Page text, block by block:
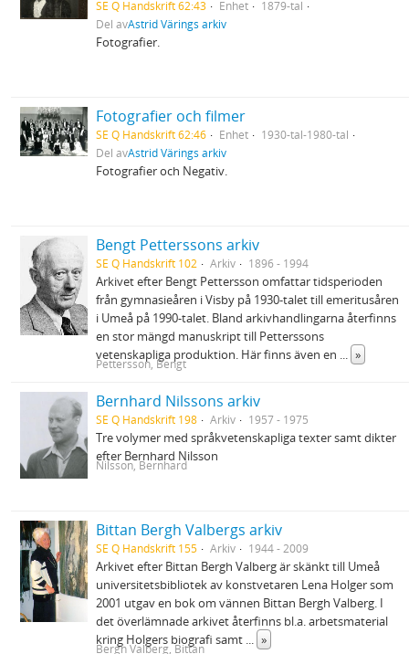
SE Q Handskrift 62:43 Enhet
1879-tal
Del avAstrid Värings arkiv
Fotografier.
Fotografier och filmer
SE Q Handskrift 62:46 Enhet
1930-tal-1980-tal
Del avAstrid Värings arkiv
Fotografier och Negativ.
Bengt Petterssons arkiv
SE Q Handskrift 102 Arkiv 1896 - 1994
Arkivet efter Bengt Pettersson omfattar tidsperioden
från gymnasieåren i Visby på 1930-talet till emeritusåren
i Umeå på 1990-talet. Bland arkivhandlingarna återfinns
en stor mängd manuskript till Petterssons
vetenskapliga produktion. Här finns även en ... »
Pettersson, Bengt
Bernhard Nilssons arkiv
SE Q Handskrift 198 Arkiv 1957 - 1975
Tre volymer med språkvetenskapliga texter samt dikter
efter Bernhard Nilsson
Nilsson, Bernhard
Bittan Bergh Valbergs arkiv
SE Q Handskrift 155 Arkiv 1944 - 2009
Arkivet efter Bittan Bergh Valberg är skänkt till Umeå
universitetsbibliotek av konstvetaren Lena Holger som
2001 utgav en bok om vännen Bittan Bergh Valberg. I
det överlämnade arkivet återfinns bl.a. arbetsmaterial
kring Holgers biografi samt ... »
Bergh Valberg, Bittan